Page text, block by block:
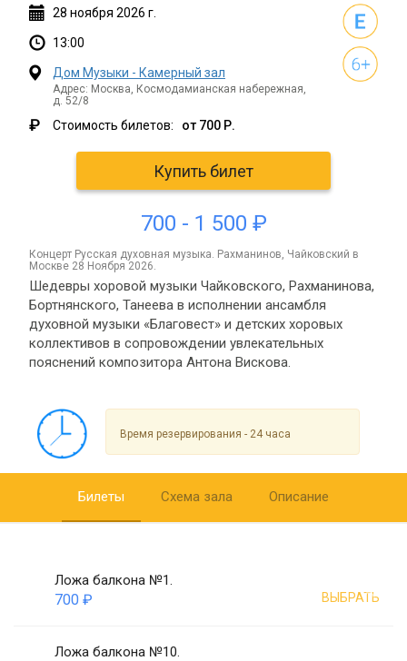
28 ноября 2026 г.
13:00
Дом Музыки - Камерный зал
Адрес: Москва, Космодамианская набережная,
д. 52/8
₽ Стоимость билетов: от 700 Р.
Купить билет
700 - 1 500 ₽
концерт Русская духовная музыка. Рахманинов, Чайковский в
Москве 28 Ноября 2026.
Шедевры хоровой музыки Чайковского, Рахманинова,
Бортнянского, Танеева в исполнении ансамбля
духовной музыки «Благовест» и детских хоровых
коллективов в сопровождении увлекательных
пояснений композитора Антона Вискова.
Время резервирования - 24 часа
Билеты Схема зала Описание
Ложа балкона №1.
700 ₽ ВЫБРАТЬ
Ложа балкона №10.